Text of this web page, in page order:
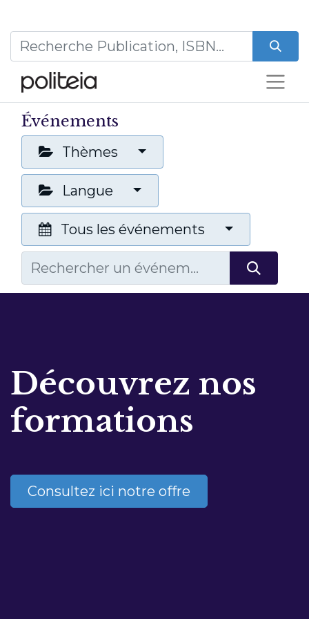
Événements
Thèmes
Langue
Tous les événements
Découvrez nos
formations
Consultez ici notre offre